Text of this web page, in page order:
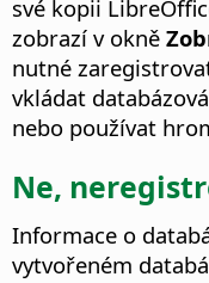
své kopii
zobrazí v okně
nutné
vkládat
nebo používat
Ne,
Informace o
vytvořeném